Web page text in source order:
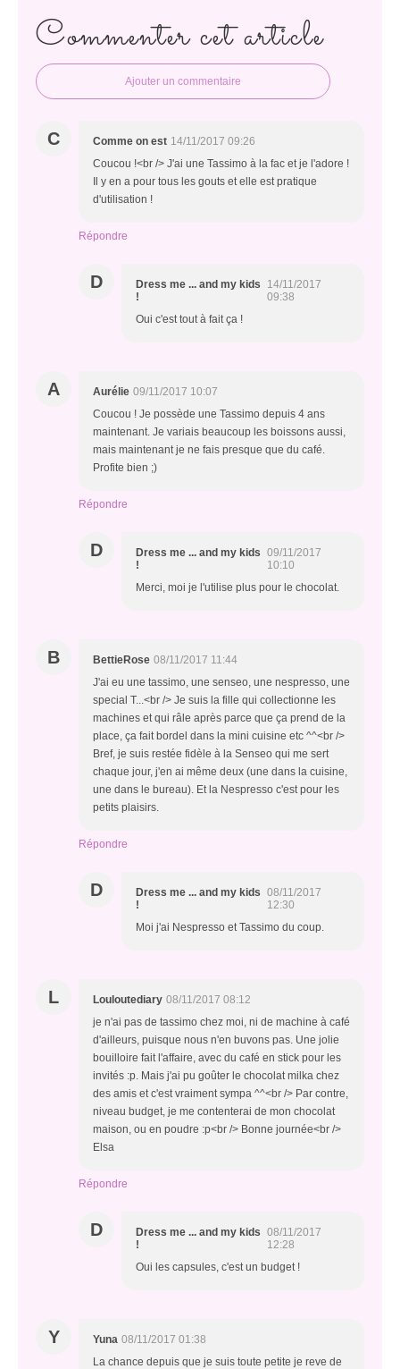
Commenter cet article
Ajouter un commentaire
C Comme on est 14/11/2017 09:26
Coucou !<br /> J'ai une Tassimo à la fac et je l'adore !
Il y en a pour tous les gouts et elle est pratique
d'utilisation !
Répondre
D
Dress me ... and my kids
!
14/11/2017
09:38
Oui c'est tout à fait ça !
A Aurélie 09/11/2017 10:07
Coucou ! Je possède une Tassimo depuis 4 ans
maintenant. Je variais beaucoup les boissons aussi,
mais maintenant je ne fais presque que du café.
Profite bien ;)
Répondre
D
Dress me ... and my kids
!
09/11/2017
10:10
Merci, moi je l'utilise plus pour le chocolat.
B BettieRose 08/11/2017 11:44
J'ai eu une tassimo, une senseo, une nespresso, une
special T...<br /> Je suis la fille qui collectionne les
machines et qui râle après parce que ça prend de la
place, ça fait bordel dans la mini cuisine etc ^^<br />
Bref, je suis restée fidèle à la Senseo qui me sert
chaque jour, j'en ai même deux (une dans la cuisine,
une dans le bureau). Et la Nespresso c'est pour les
petits plaisirs.
Répondre
D
Dress me ... and my kids
!
08/11/2017
12:30
Moi j'ai Nespresso et Tassimo du coup.
L Louloutediary 08/11/2017 08:12
je n'ai pas de tassimo chez moi, ni de machine à café
d'ailleurs, puisque nous n'en buvons pas. Une jolie
bouilloire fait l'affaire, avec du café en stick pour les
invités :p. Mais j'ai pu goûter le chocolat milka chez
des amis et c'est vraiment sympa ^^<br /> Par contre,
niveau budget, je me contenterai de mon chocolat
maison, ou en poudre :p<br /> Bonne journée<br />
Elsa
Répondre
D
Dress me ... and my kids
!
08/11/2017
12:28
Oui les capsules, c'est un budget !
Y Yuna 08/11/2017 01:38
La chance depuis que je suis toute petite je reve de